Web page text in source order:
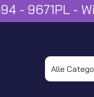
- 9671PL -